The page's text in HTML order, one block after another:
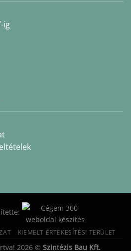
ig
KIEMELT ÉRTÉKESÍTÉSI TERÜLET
2026 © Szintézis Bau Kft.